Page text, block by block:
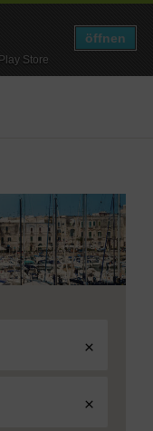
Store
öffnen